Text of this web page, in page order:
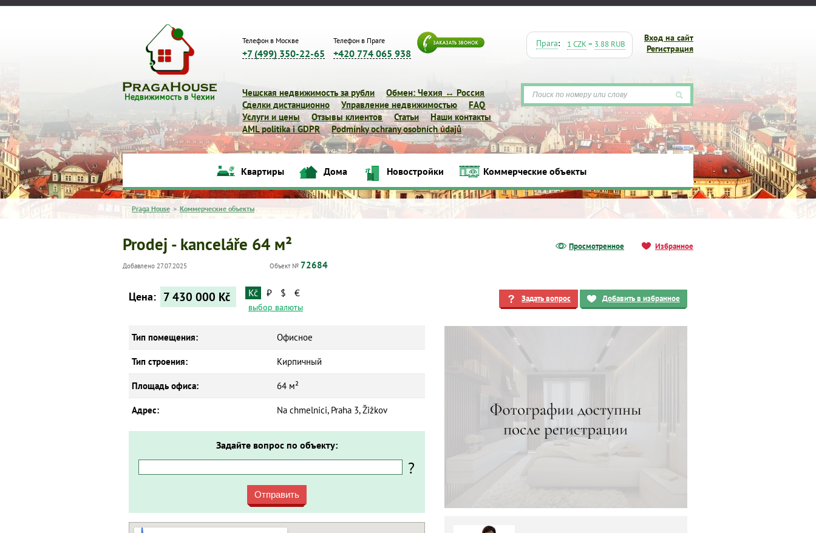
Телефон в Москве
+7 (499) 350-22-65
Телефон в Праге
+420 774 065 938
Вход на сайт
Регистрация
Прага: 1 CZK= 3.88 RUB
Чешская недвижимость за рубли
Обмен: Чехия ↔ Россия
Сделки дистанционно
Управление недвижимостью
FAQ
Услуги и цены
Отзывы клиентов Статьи
Наши контакты
AML politika i GDPR
Podmínky ochrany osobních údajů
Квартиры Дома Новостройки Коммерческие объекты
Квартиры Дома Новостройки Коммерческие объекты
Praga House > Коммерческие объекты
Просмотренное Избранное
Prodej - kanceláře 64 м²
Добавлено 27.07.2025 Объект № 72684
Задать вопрос Добавить в избранное
Цена: 7 430 000 Kč Kč ₽ $ €
выбор валюты
Тип помещения: Офисное
Тип строения: Кирпичный
Площадь офиса: 64 м²
Адрес: Na chmelnici, Praha 3, Žižkov
Задайте вопрос по объекту:
?
Отправить